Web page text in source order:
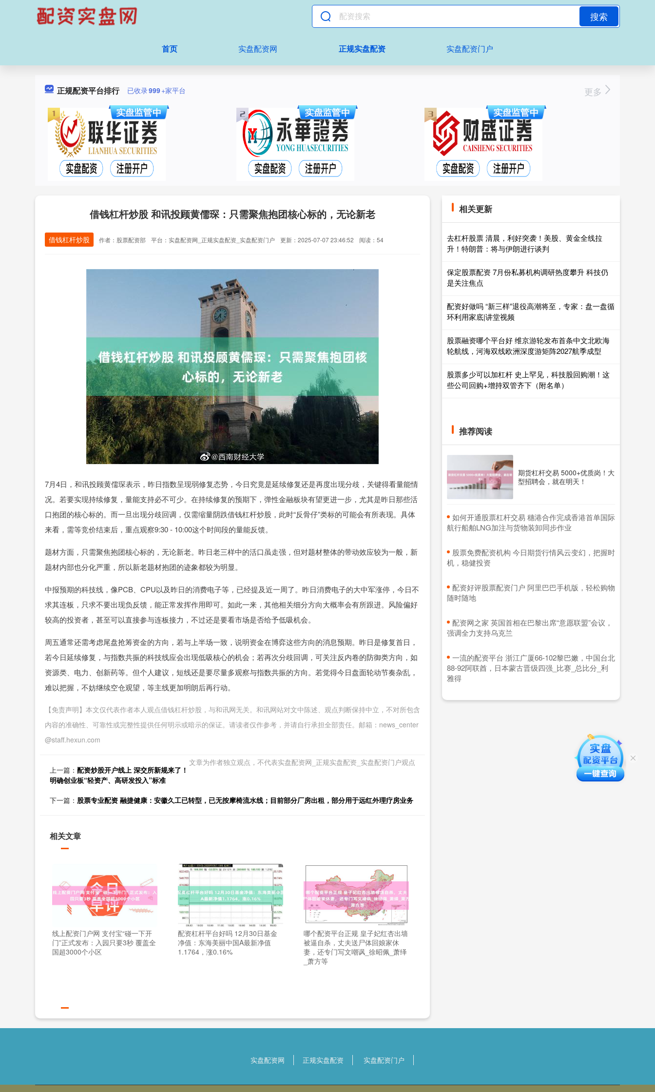
搜索
首页 实盘配资网 正规实盘配资 实盘配资门户
正规配资平台排行 已收录999+家平台 更多
借钱杠杆炒股 和讯投顾黄儒琛：只需聚焦抱团核心标的，无论新老
借钱杠杆炒股 作者：股票配资部 平台：实盘配资网_正规实盘配资_实盘配资门户 更新：2025-07-07 23:46:52 阅读：54
7月4日，和讯投顾黄儒琛表示，昨日指数呈现弱修复态势，今日究竟是延续修复还是再度出现分歧，关键得看量能情
况。若要实现持续修复，量能支持必不可少。在持续修复的预期下，弹性金融板块有望更进一步，尤其是昨日那些活
口抱团的核心标的。而一旦出现分歧回调，仅需缩量阴跌借钱杠杆炒股，此时“反骨仔”类标的可能会有所表现。具体
来看，需等竞价结束后，重点观察9:30 - 10:00这个时间段的量能反馈。
题材方面，只需聚焦抱团核心标的，无论新老。昨日老三样中的活口虽走强，但对题材整体的带动效应较为一般，新
题材内部也分化严重，所以新老题材抱团的迹象都较为明显。
中报预期的科技线，像PCB、CPU以及昨日的消费电子等，已经提及近一周了。昨日消费电子的大中军涨停，今日不
求其连板，只求不要出现负反馈，能正常发挥作用即可。如此一来，其他相关细分方向大概率会有所跟进。风险偏好
较高的投资者，甚至可以直接参与连板接力，不过还是要看市场是否给予低吸机会。
周五通常还需考虑尾盘抢筹资金的方向，若与上半场一致，说明资金在博弈这些方向的消息预期。昨日是修复首日，
若今日延续修复，与指数共振的科技线应会出现低吸核心的机会；若再次分歧回调，可关注反内卷的防御类方向，如
资源类、电力、创新药等。但个人建议，短线还是要尽量多观察与指数共振的方向。若觉得今日盘面轮动节奏杂乱，
难以把握，不妨继续空仓观望，等主线更加明朗后再行动。
【免责声明】本文仅代表作者本人观点借钱杠杆炒股，与和讯网无关。和讯网站对文中陈述、观点判断保持中立，不对所包含
内容的准确性、可靠性或完整性提供任何明示或暗示的保证。请读者仅作参考，并请自行承担全部责任。邮箱：news_center
@staff.hexun.com
文章为作者独立观点，不代表实盘配资网_正规实盘配资_实盘配资门户观点
上一篇： 配资炒股开户线上 深交所新规来了！
明确创业板“轻资产、高研发投入”标准
下一篇： 股票专业配资 融捷健康：安徽久工已转型，已无按摩椅流水线；目前部分厂房出租，部分用于远红外理疗房业务
相关文章
线上配资门户网 支付宝“碰一下开
门”正式发布：入园只要3秒 覆盖全
国超3000个小区
配资杠杆平台好吗 12月30日基金
净值：东海美丽中国A最新净值
1.1764，涨0.16%
哪个配资平台正规 皇子妃红杏出墙
被逼自杀，丈夫送尸体回娘家休
妻，还专门写文嘲讽_徐昭佩_萧绎
_萧方等
相关更新
去杠杆股票 清晨，利好突袭！美股、黄金全线拉
升！特朗普：将与伊朗进行谈判
保定股票配资 7月份私募机构调研热度攀升 科技仍
是关注焦点
配资好做吗 “新三样”退役高潮将至，专家：盘一盘循
环利用家底|讲堂视频
股票融资哪个平台好 维京游轮发布首条中文北欧海
轮航线，河海双线欧洲深度游矩阵2027航季成型
股票多少可以加杠杆 史上罕见，科技股回购潮！这
些公司回购+增持双管齐下（附名单）
推荐阅读
期货杠杆交易 5000+优质岗！大
型招聘会，就在明天！
​如何开通股票杠杆交易 穗港合作完成香港首单国际
航行船舶LNG加注与货物装卸同步作业
​股票免费配资机构 今日期货行情风云变幻，把握时
机，稳健投资
​配资好评股票配资门户 阿里巴巴手机版，轻松购物
随时随地
​配资网之家 英国首相在巴黎出席“意愿联盟”会议，
强调全力支持乌克兰
​一流的配资平台 浙江广厦66-102黎巴嫩，中国台北
88-92阿联酋，日本蒙古晋级四强_比赛_总比分_利
雅得
实盘配资网 正规实盘配资 实盘配资门户